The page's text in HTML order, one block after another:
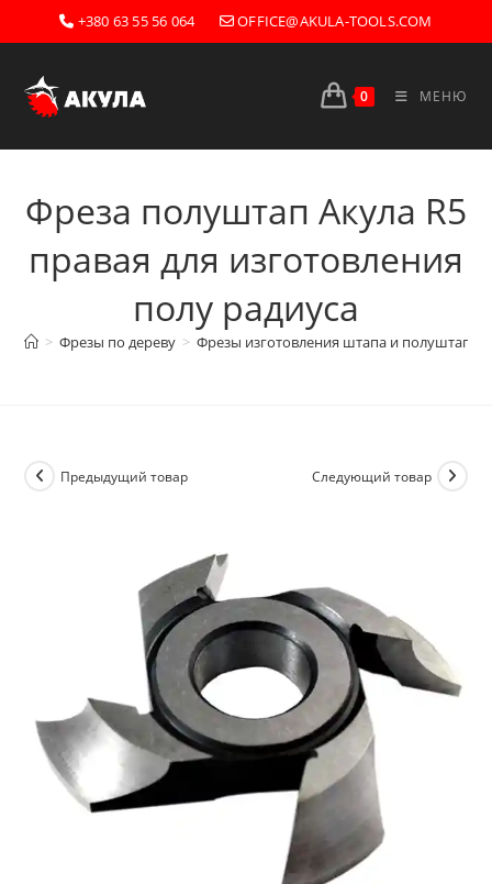
Перейти
к
+380 63 55 56 064 OFFICE@AKULA-TOOLS.COM
0 МЕНЮ
Фреза полуштап Акула R5
правая для изготовления
полу радиуса
> Фрезы по дереву > Фрезы изготовления штапа и полуштапов
Предыдущий товар Следующий товар